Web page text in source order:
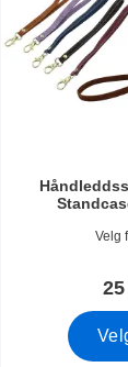
VarenummerVelg